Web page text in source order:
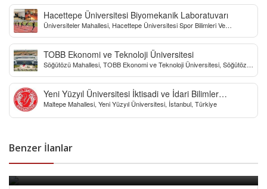
Hacettepe Üniversitesi Biyomekanik Laboratuvarı
Üniversiteler Mahallesi, Hacettepe Üniversitesi Spor Bilimleri Ve
TOBB Ekonomi ve Teknoloji Üniversitesi
Söğütözü Mahallesi, TOBB Ekonomi ve Teknoloji Üniversitesi, Söğütözü
Yeni Yüzyıl Üniversitesi İktisadi ve İdari Bilimler
Fakültesi
Maltepe Mahallesi, Yeni Yüzyıl Üniversitesi, İstanbul, Türkiye
Benzer İlanlar